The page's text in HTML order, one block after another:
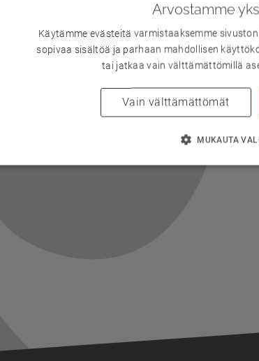
Arvostamme
Käytämme evästeitä varmistaaksemme
sopivaa sisältöä ja parhaan mahdollisen
tai jatkaa vain välttämättömillä
Vain välttämättömät
MUKAUTA